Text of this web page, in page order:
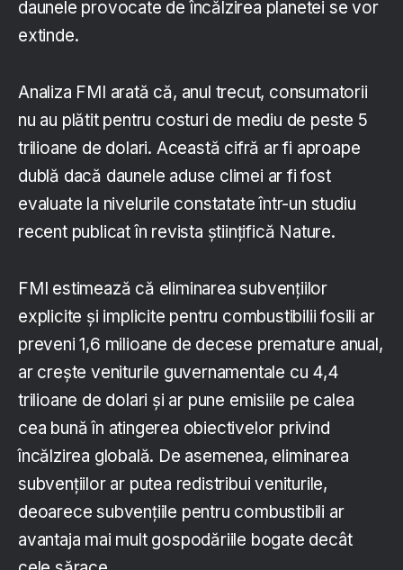
daunele provocate de încălzirea planetei se vor
extinde.
Analiza FMI arată că, anul trecut, consumatorii
nu au plătit pentru costuri de mediu de peste 5
trilioane de dolari. Această cifră ar fi aproape
dublă dacă daunele aduse climei ar fi fost
evaluate la nivelurile constatate într-un studiu
recent publicat în revista științifică Nature.
FMI estimează că eliminarea subvențiilor
explicite și implicite pentru combustibilii fosili ar
preveni 1,6 milioane de decese premature anual,
ar crește veniturile guvernamentale cu 4,4
trilioane de dolari și ar pune emisiile pe calea
cea bună în atingerea obiectivelor privind
încălzirea globală. De asemenea, eliminarea
subvențiilor ar putea redistribui veniturile,
deoarece subvențiile pentru combustibili ar
avantaja mai mult gospodăriile bogate decât